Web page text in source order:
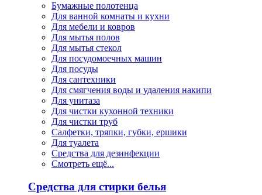
Бумажные полотенца
Для ванной комнаты и кухни
Для мебели и ковров
Для мытья полов
Для мытья стекол
Для посудомоечных машин
Для посуды
Для сантехники
Для смягчения воды и удаления накипи
Для унитаза
Для чистки кухонной техники
Для чистки труб
Салфетки, тряпки, губки, ершики
Для туалета
Средства для дезинфекции
Смотреть ещё...
Средства для стирки белья